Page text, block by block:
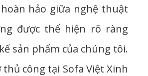
hảo giữa nghệ thuật
được thể hiện rõ ràng
sản phẩm của chúng tôi.
công tại Sofa Việt Xinh